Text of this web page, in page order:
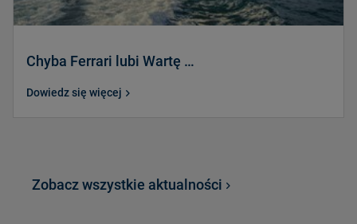
Chyba Ferrari lubi Wartę …
Dowiedz się więcej
Zobacz wszystkie aktualności